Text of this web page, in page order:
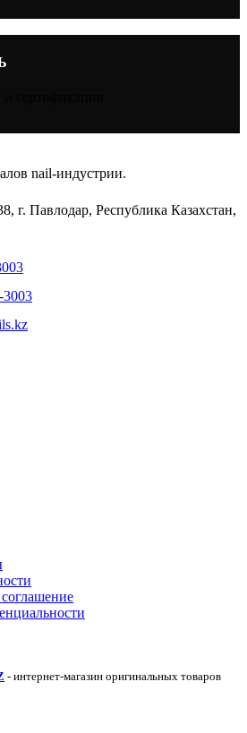
nail-индустрии.
г. Павлодар, Республика Казахстан,
3003
- интернет-магазин оригинальных товаров